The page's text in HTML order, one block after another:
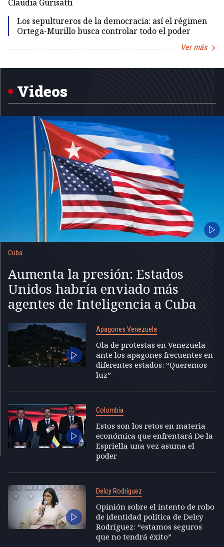
Claudia Gurisatti
Los sepultureros de la democracia: así el régimen
Ortega-Murillo busca controlar todo el poder
Ver más
Videos
Cuba
Aumenta la presión: Estados
Unidos habría enviado más
agentes de Inteligencia a Cuba
Apagones Venezuela
Ola de protestas en Venezuela
ante los apagones frecuentes en
diferentes estados: “Queremos
luz”
Colombia
Estos son los retos en materia
económica que enfrentará De la
Espriella una vez asuma el
poder
Delcy Rodríguez
Opinión sobre el intento de robo
de identidad política de Delcy
Rodríguez: “estamos seguros
que no tendrá éxito”